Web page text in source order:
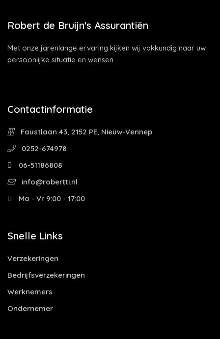
Robert de Bruijn's Assurantiën
Met onze jarenlange ervaring kijken wij vakkundig naar uw
persoonlijke situatie en wensen.
Contactinformatie
Faustlaan 43, 2152 PE, Nieuw-Vennep
0252-674978
06-51186808
info@robertti.nl
Ma - Vr 9:00 - 17:00
Snelle Links
Verzekeringen
Bedrijfsverzekeringen
Werknemers
Ondernemer